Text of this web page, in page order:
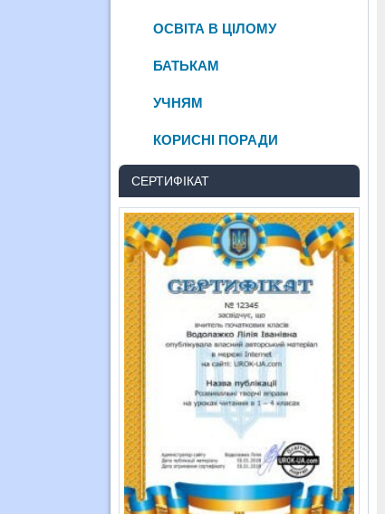
ОСВІТА В ЦІЛОМУ
БАТЬКАМ
УЧНЯМ
КОРИСНІ ПОРАДИ
СЕРТИФІКАТ